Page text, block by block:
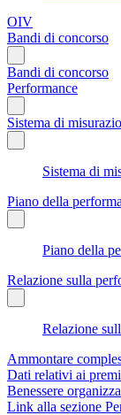
OIV
Bandi di concorso
Bandi di concorso
Performance
Sistema di
Sistema di
Piano della
Piano della
Relazione sulla
Relazione
Ammontare
Dati relativi ai premi
Benessere
Link alla sezione